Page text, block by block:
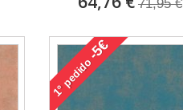
71,95 €
1°
pedido
-5€